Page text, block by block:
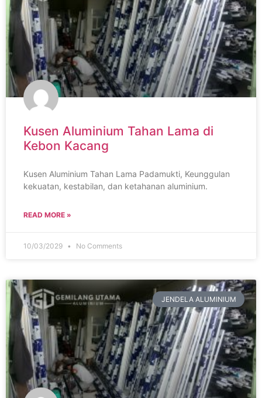
Kusen Aluminium Tahan Lama di
Kebon Kacang
Kusen Aluminium Tahan Lama Padamukti, Keunggulan
kekuatan, kestabilan, dan ketahanan aluminium.
READ MORE »
10/03/2029 No Comments
JENDELA ALUMINIUM